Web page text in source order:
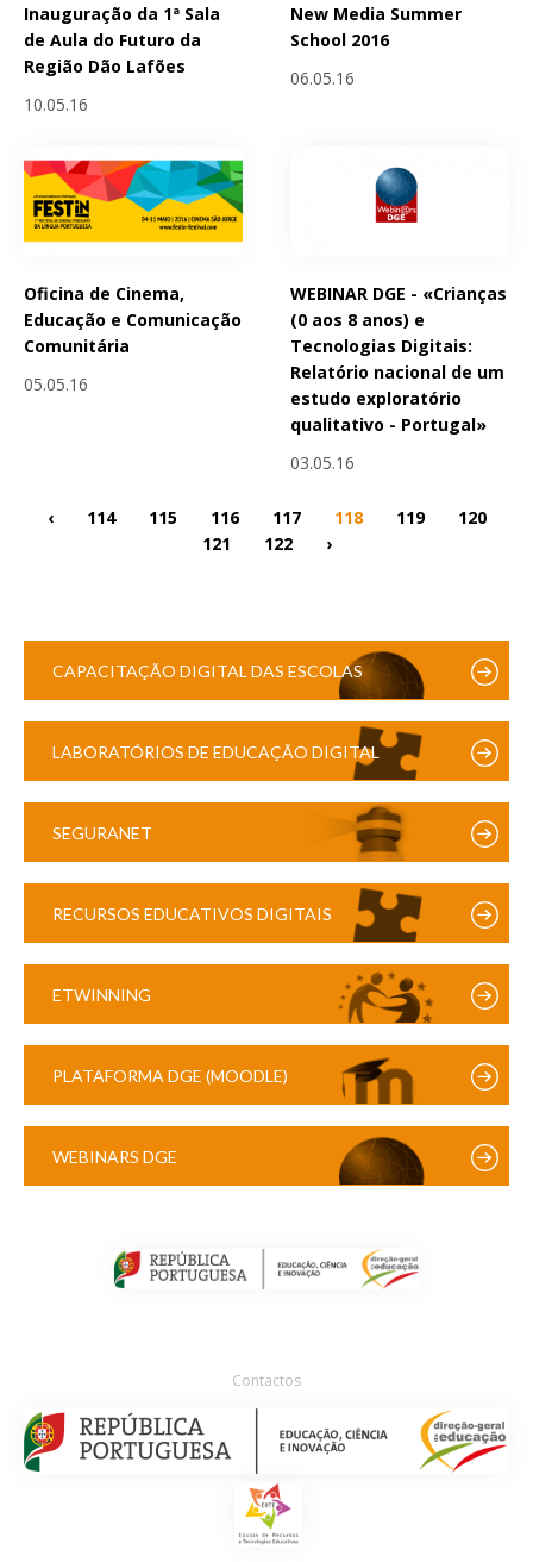
Inauguração da 1ª Sala
de Aula do Futuro da
Região Dão Lafões
10.05.16
New Media Summer
School 2016
06.05.16
Oficina de Cinema,
Educação e Comunicação
Comunitária
05.05.16
WEBINAR DGE - «Crianças
(0 aos 8 anos) e
Tecnologias Digitais:
Relatório nacional de um
estudo exploratório
qualitativo - Portugal»
03.05.16
‹ 114 115 116 117 118 119
120
121
122 ›
CAPACITAÇÃO DIGITAL DAS ESCOLAS
LABORATÓRIOS DE EDUCAÇÃO DIGITAL
SEGURANET
RECURSOS EDUCATIVOS DIGITAIS
ETWINNING
PLATAFORMA DGE (MOODLE)
WEBINARS DGE
Contactos